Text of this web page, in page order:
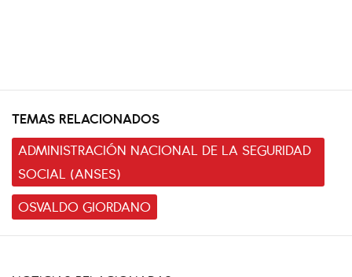
TEMAS RELACIONADOS
ADMINISTRACIÓN NACIONAL DE LA SEGURIDAD
SOCIAL (ANSES)
OSVALDO GIORDANO